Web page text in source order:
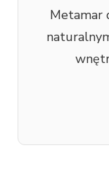
Metamar